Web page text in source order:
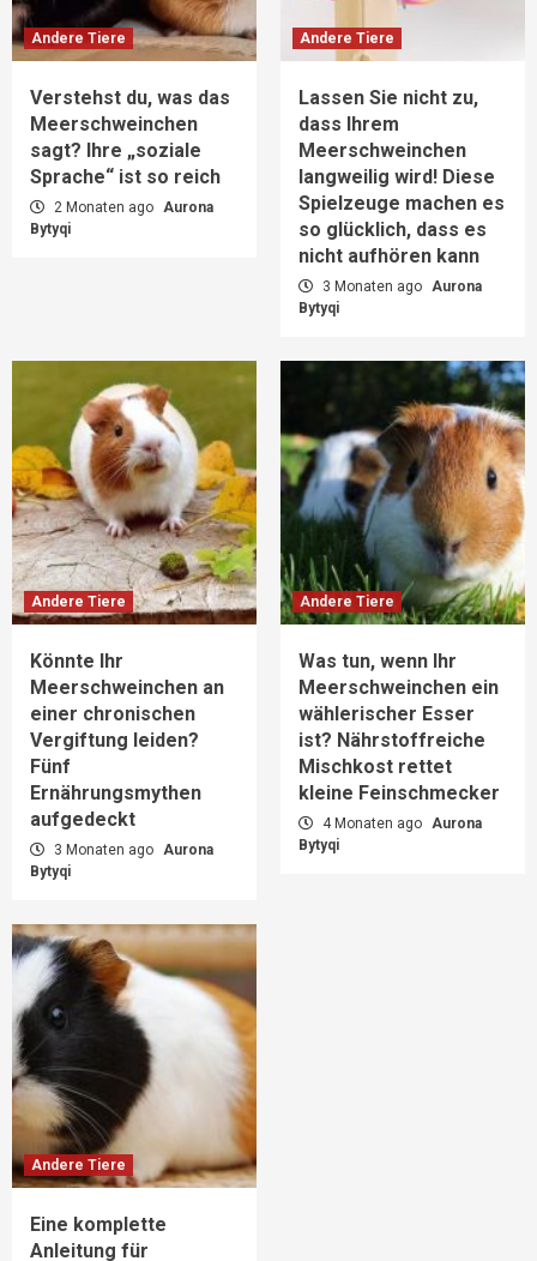
Andere Tiere
Verstehst du, was das
Meerschweinchen
sagt? Ihre „soziale
Sprache“ ist so reich
2 Monaten ago Aurona
Bytyqi
Andere Tiere
Lassen Sie nicht zu,
dass Ihrem
Meerschweinchen
langweilig wird! Diese
Spielzeuge machen es
so glücklich, dass es
nicht aufhören kann
3 Monaten ago Aurona
Bytyqi
Andere Tiere
Könnte Ihr
Meerschweinchen an
einer chronischen
Vergiftung leiden?
Fünf
Ernährungsmythen
aufgedeckt
3 Monaten ago Aurona
Bytyqi
Andere Tiere
Was tun, wenn Ihr
Meerschweinchen ein
wählerischer Esser
ist? Nährstoffreiche
Mischkost rettet
kleine Feinschmecker
4 Monaten ago Aurona
Bytyqi
Andere Tiere
Eine komplette
Anleitung für